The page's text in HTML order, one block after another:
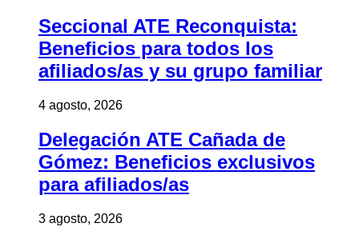
Seccional ATE Reconquista:
Beneficios para todos los
afiliados/as y su grupo familiar
4 agosto, 2026
Delegación ATE Cañada de
Gómez: Beneficios exclusivos
para afiliados/as
3 agosto, 2026